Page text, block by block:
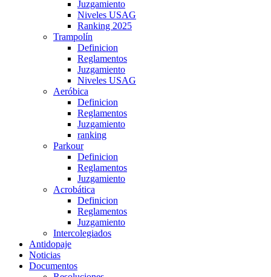
Juzgamiento
Niveles USAG
Ranking 2025
Trampolín
Definicion
Reglamentos
Juzgamiento
Niveles USAG
Aeróbica
Definicion
Reglamentos
Juzgamiento
ranking
Parkour
Definicion
Reglamentos
Juzgamiento
Acrobática
Definicion
Reglamentos
Juzgamiento
Intercolegiados
Antidopaje
Noticias
Documentos